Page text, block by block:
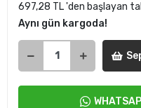
697,28 TL 'den başlayan
Aynı gün kargoda!